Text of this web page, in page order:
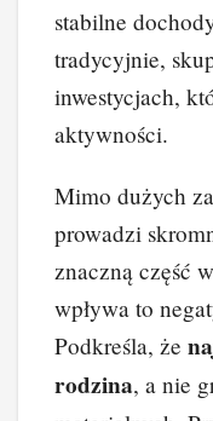
stabilne
tradycyjnie,
inwestycjach,
aktywności.
Mimo dużych
prowadzi
znaczną część
wpływa to
Podkreśla, że
rodzina, a nie